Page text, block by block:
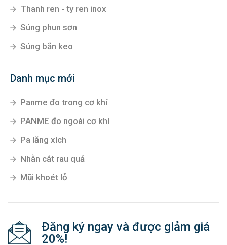
Thanh ren - ty ren inox
Súng phun sơn
Súng bắn keo
Danh mục mới
Panme đo trong cơ khí
PANME đo ngoài cơ khí
Pa lăng xích
Nhẵn cắt rau quả
Mũi khoét lỗ
Đăng ký ngay và được giảm giá
20%!